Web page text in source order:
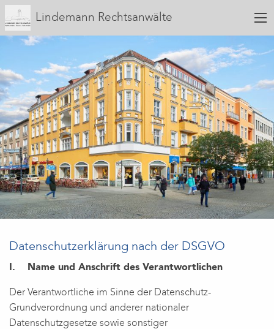
Lindemann Rechtsanwälte
Datenschutzerklärung nach der DSGVO
I. Name und Anschrift des Verantwortlichen
Der Verantwortliche im Sinne der Datenschutz-
Grundverordnung und anderer nationaler
Datenschutzgesetze sowie sonstiger